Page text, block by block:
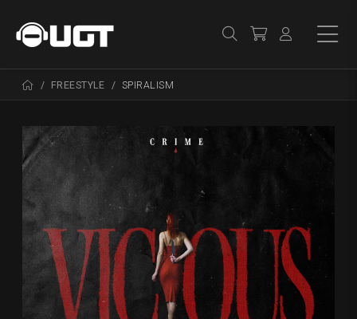
FREESTYLE SPIRALISM